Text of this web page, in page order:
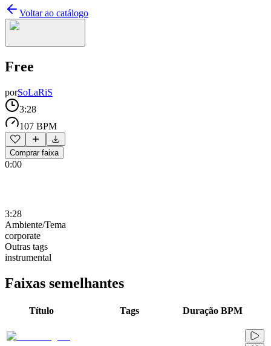
Voltar ao catálogo
Free
porSoLaRiS
3:28
107 BPM
Comprar faixa
0:00
3:28
Ambiente/Tema
corporate
Outras tags
instrumental
Faixas semelhantes
Título Tags Duração BPM